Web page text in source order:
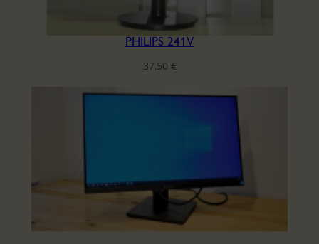
PHILIPS 241V
37,50 €